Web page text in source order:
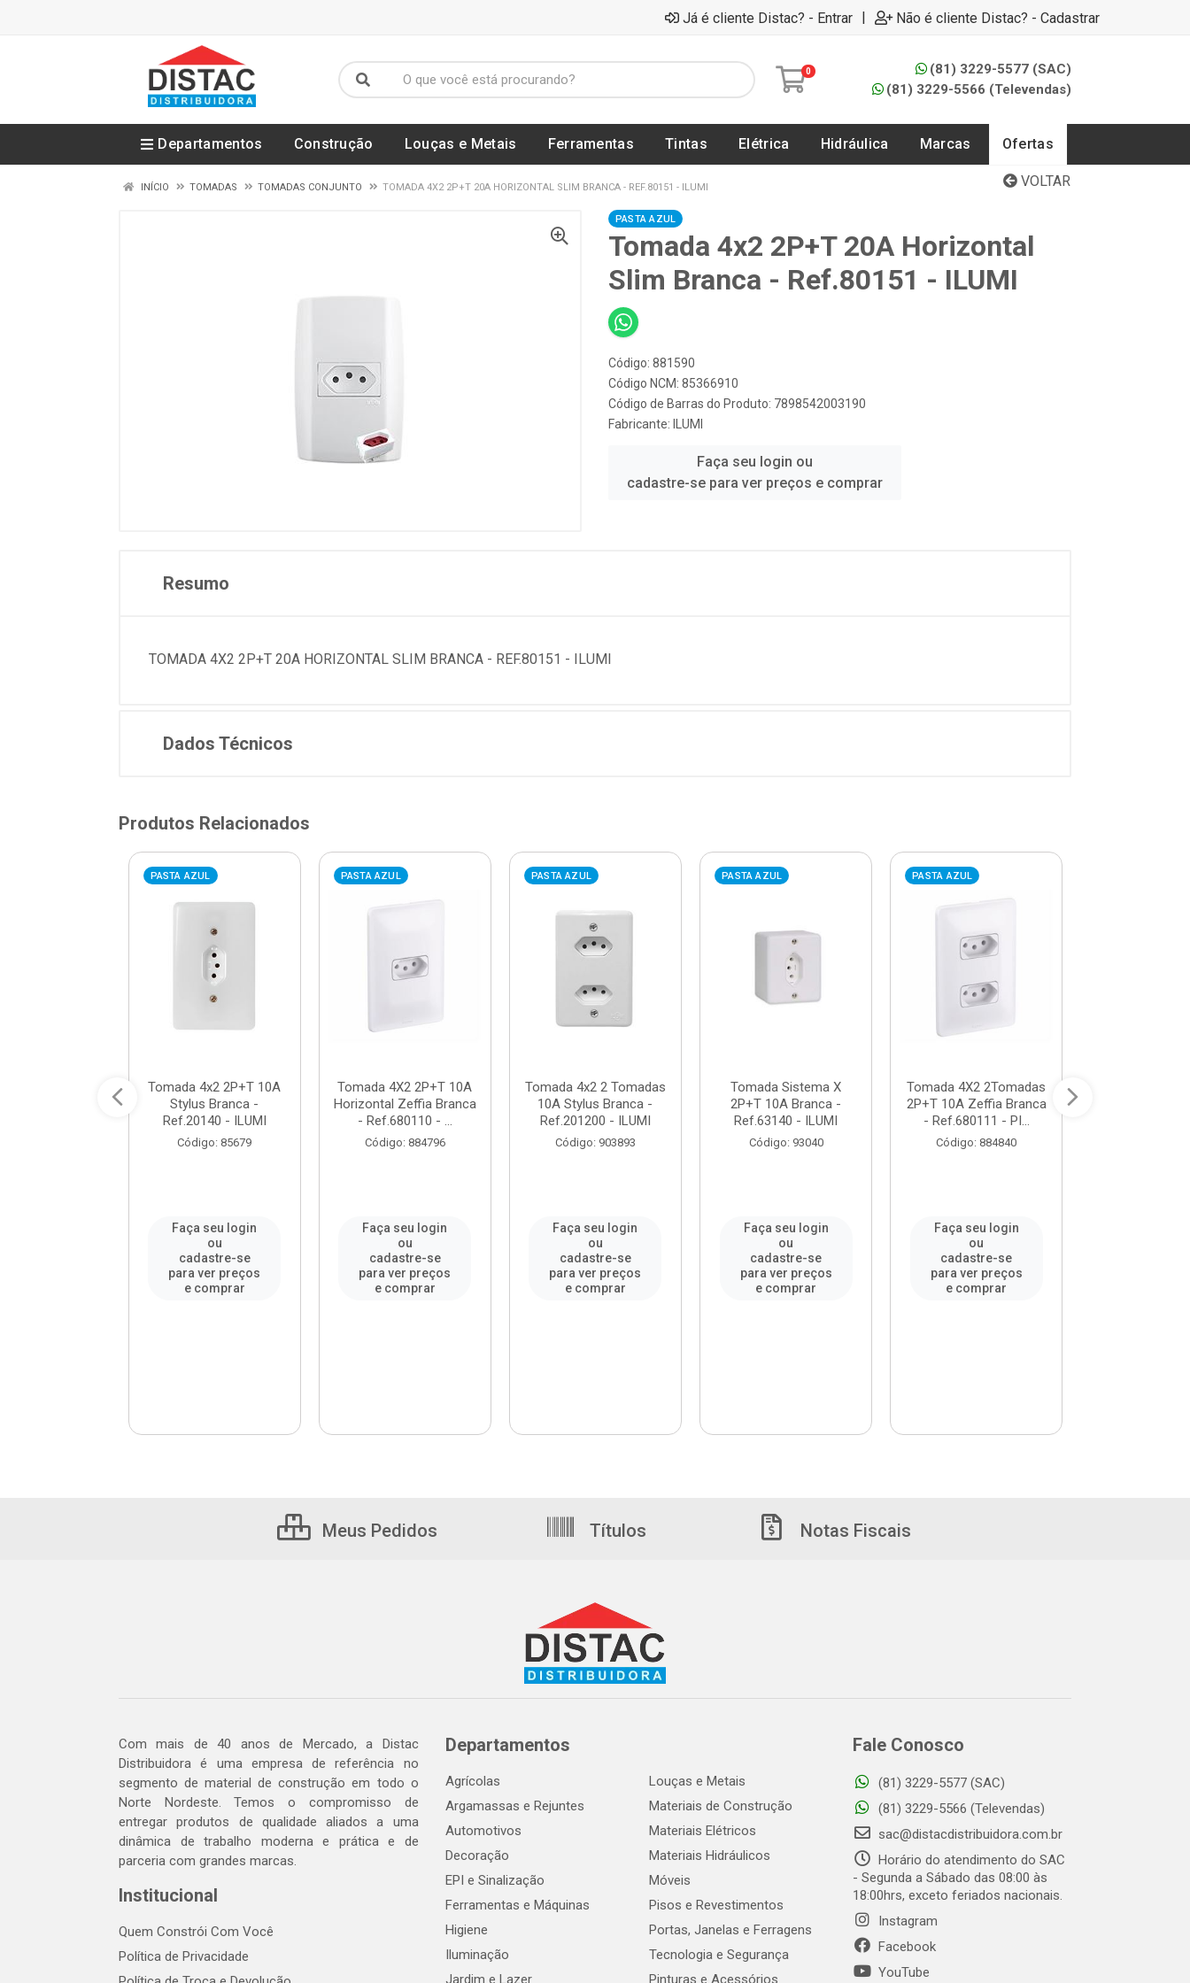
Já é cliente Distac? - Entrar | Não é cliente Distac? - Cadastrar
0
(81) 3229-5577 (SAC)
(81) 3229-5566 (Televendas)
Departamentos Construção Louças e Metais Ferramentas Tintas Elétrica Hidráulica Marcas Ofertas
VOLTAR
INÍCIO TOMADAS TOMADAS CONJUNTO TOMADA 4X2 2P+T 20A HORIZONTAL SLIM BRANCA - REF.80151 - ILUMI
PASTA AZUL
Tomada 4x2 2P+T 20A Horizontal
Slim Branca - Ref.80151 - ILUMI
Código: 881590
Código NCM: 85366910
Código de Barras do Produto: 7898542003190
Fabricante:
ILUMI
Faça seu login ou
cadastre-se para ver preços e comprar
Resumo
TOMADA 4X2 2P+T 20A HORIZONTAL SLIM BRANCA - REF.80151 - ILUMI
Dados Técnicos
Produtos Relacionados
PASTA AZUL
Tomada 4x2 2P+T 10A
Stylus Branca -
Ref.20140 - ILUMI
Código: 85679
Faça seu login
ou
cadastre-se
para ver preços
e comprar
PASTA AZUL
Tomada 4X2 2P+T 10A
Horizontal Zeffia Branca
- Ref.680110 - ...
Código: 884796
Faça seu login
ou
cadastre-se
para ver preços
e comprar
PASTA AZUL
Tomada 4x2 2 Tomadas
10A Stylus Branca -
Ref.201200 - ILUMI
Código: 903893
Faça seu login
ou
cadastre-se
para ver preços
e comprar
PASTA AZUL
Tomada Sistema X
2P+T 10A Branca -
Ref.63140 - ILUMI
Código: 93040
Faça seu login
ou
cadastre-se
para ver preços
e comprar
PASTA AZUL
Tomada 4X2 2Tomadas
2P+T 10A Zeffia Branca
- Ref.680111 - PI...
Código: 884840
Faça seu login
ou
cadastre-se
para ver preços
e comprar
Meus Pedidos Títulos Notas Fiscais
Com mais de 40 anos de Mercado, a Distac
Distribuidora é uma empresa de referência no
segmento de material de construção em todo o
Norte Nordeste. Temos o compromisso de
entregar produtos de qualidade aliados a uma
dinâmica de trabalho moderna e prática e de
parceria com grandes marcas.
Institucional
Quem Constrói Com Você
Política de Privacidade
Departamentos
Agrícolas
Argamassas e Rejuntes
Automotivos
Decoração
EPI e Sinalização
Ferramentas e Máquinas
Higiene
Iluminação
Jardim e Lazer
Louças e Metais
Materiais de Construção
Materiais Elétricos
Materiais Hidráulicos
Móveis
Pisos e Revestimentos
Portas, Janelas e Ferragens
Tecnologia e Segurança
Pinturas e Acessórios
Fale Conosco
(81) 3229-5577 (SAC)
(81) 3229-5566 (Televendas)
sac@distacdistribuidora.com.br
Horário do atendimento do SAC
- Segunda a Sábado das 08:00 às
18:00hrs, exceto feriados nacionais.
Instagram
Facebook
YouTube